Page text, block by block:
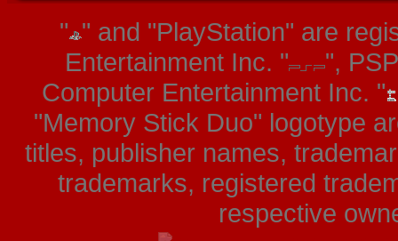
" " and "PlayStation" are
Entertainment Inc. "
",
Computer Entertainment Inc. "
"Memory Stick Duo" logotype
titles, publisher names,
trademarks, registered
respective